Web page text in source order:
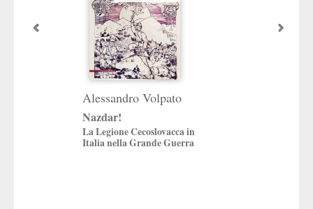
Alessandro Volpato
Nazdar!
La Legione Cecoslovacca in
Italia nella Grande Guerra